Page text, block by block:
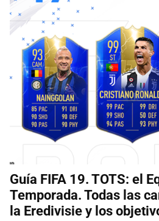
Guía FIFA 19. TOTS: el
Temporada. Todas las
la Eredivisie y los